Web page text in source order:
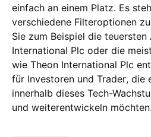
einfach an einem Platz. Es
verschiedene Filteroptionen
Sie zum Beispiel die
International Plc oder die
wie Theon International Plc
für Investoren und Trader, die
innerhalb dieses Tech-
und weiterentwickeln möchten.